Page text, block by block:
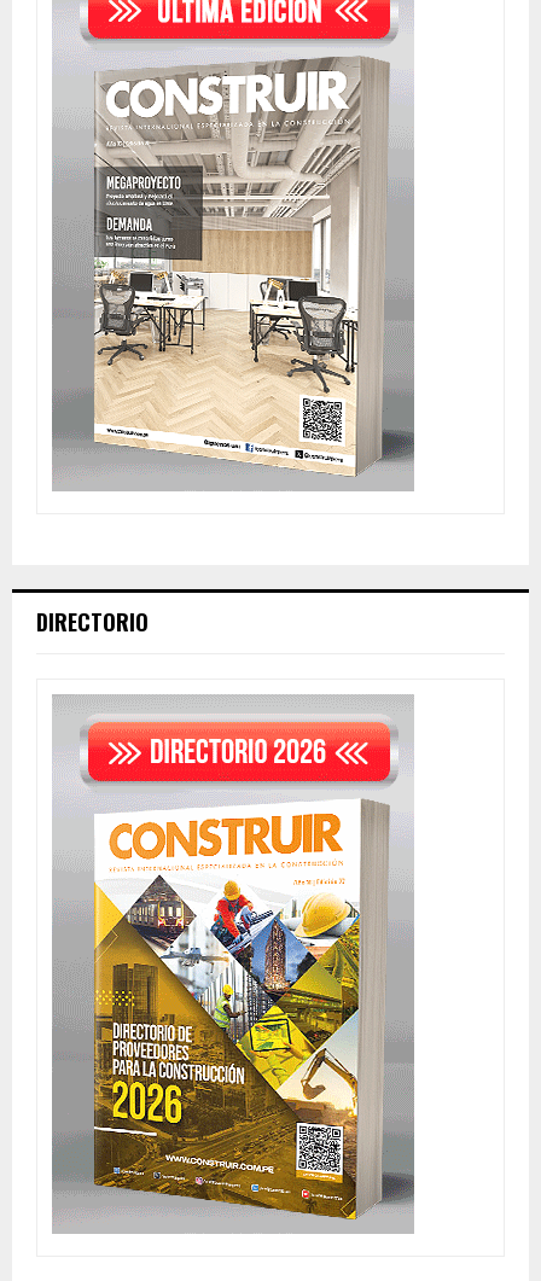
DIRECTORIO